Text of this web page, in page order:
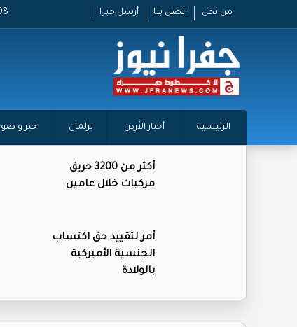
من نحن اتصل بنا أرسل خبرا
الرئيسية أخبار الأردن برلمان خبر و
أكثر من 3200 حريق
مركبات خلال عامين
أمر لتقييد حق اكتساب
الجنسية الأميركية
بالولادة